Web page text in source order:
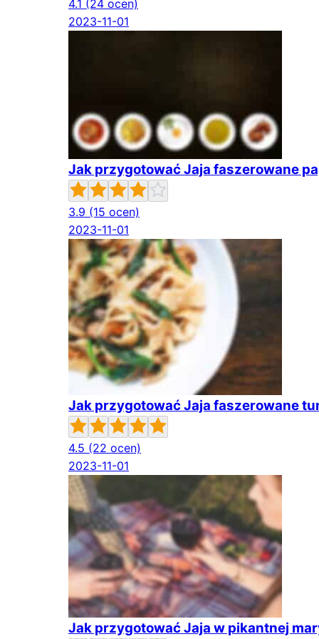
4.1 (24 ocen)
2023-11-01
Jak przygotować Jaja faszerowane
3.9 (15 ocen)
2023-11-01
Jak przygotować Jaja faszerowane
4.5 (22 ocen)
2023-11-01
Jak przygotować Jaja w pikantnej